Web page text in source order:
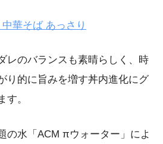
レのバランスも素晴らしく、時
り的に旨みを増す丼内進化にグ
す。
の水「ACM πウォーター」によ